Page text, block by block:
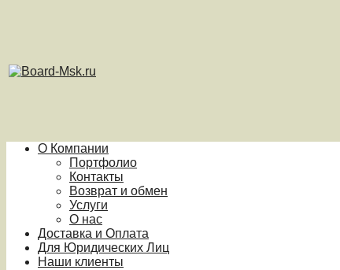
О Компании
Портфолио
Контакты
Возврат и обмен
Услуги
О нас
Доставка и Оплата
Для Юридических Лиц
Наши клиенты